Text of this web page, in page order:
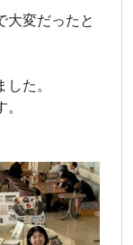
大変だったと
た。